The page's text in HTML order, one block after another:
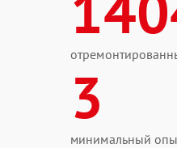
3
минимальный